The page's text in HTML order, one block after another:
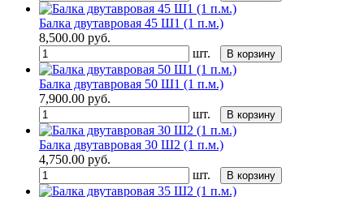
Балка двутавровая 45 Ш1 (1 п.м.)
8,500.00 руб.
шт.
В корзину
Балка двутавровая 50 Ш1 (1 п.м.)
7,900.00 руб.
шт.
В корзину
Балка двутавровая 30 Ш2 (1 п.м.)
4,750.00 руб.
шт.
В корзину